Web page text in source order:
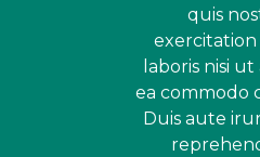
quis
laboris nisi
ea commodo
Duis aute